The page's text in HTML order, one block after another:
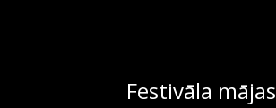
Festivāla mājas